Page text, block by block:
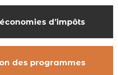
d’impôts
des programmes